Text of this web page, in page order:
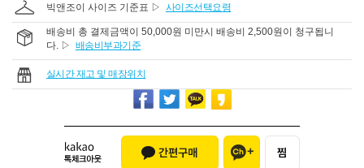
빅앤조이 사이즈 기준표 ▷ 사이즈선택요령
배송비 총 결제금액이 50,000원 미만시 배송비 2,500원이 청구됩니
다. ▷ 배송비부과기준
실시간 재고 및 매장위치